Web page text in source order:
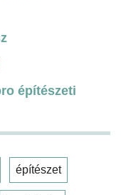
építészeti
építészet